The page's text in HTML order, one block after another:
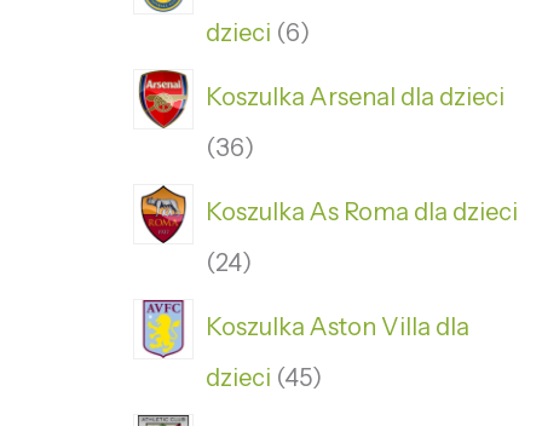
dzieci 6
Koszulka Arsenal dla dzieci
36
Koszulka As Roma dla dzieci
24
Koszulka Aston Villa dla
dzieci 45